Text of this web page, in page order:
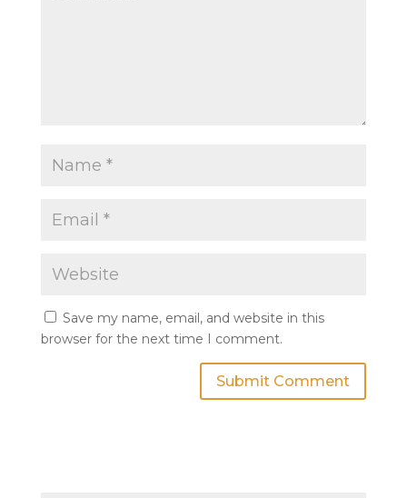
Save my name, email, and website in this
browser for the next time I comment.